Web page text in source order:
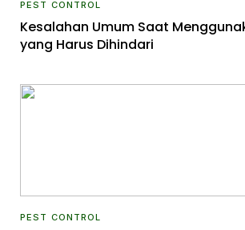
PEST CONTROL
Kesalahan Umum Saat
yang Harus Dihindari
PEST CONTROL